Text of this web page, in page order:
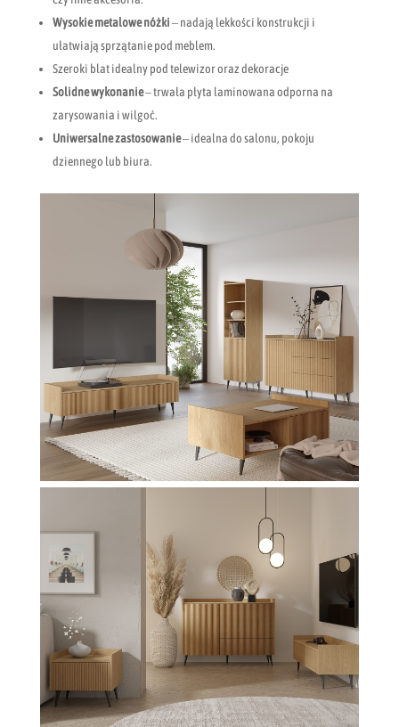
Wysokie metalowe nóżki– nadają lekkości konstrukcji i
ułatwiają sprzątanie pod meblem.
Szeroki blat idealny pod telewizor oraz dekoracje
Solidne wykonanie– trwała płyta laminowana odporna na
zarysowania i wilgoć.
Uniwersalne zastosowanie– idealna do salonu, pokoju
dziennego lub biura.